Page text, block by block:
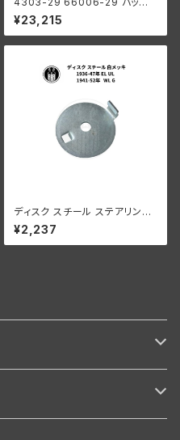
ー 6V プラスチック 1929-64年
98x112x215mm
¥23,215
ディスク スチール ステアリング
ダンパー ハーレー 1936-47年
EL UL 1941-52年 WL G 白メ
ッキ
¥2,237